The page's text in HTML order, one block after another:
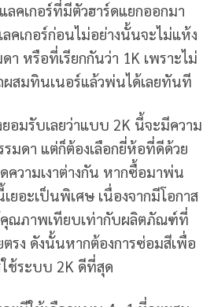
ลคเกอร์ที่มีตัวฮาร์ดแยกออกมา
คเกอร์ก่อนไม่อย่างนั้นจะไม่แห้ง
า หรือที่เรียกกันว่า 1K เพราะไม่
ผสมทินเนอร์แล้วพ่นได้เลยทันที
ยอมรับเลยว่าแบบ 2K นี้จะมีความ
รมดา แต่ก็ต้องเลือกยี่ห้อที่ดีด้วย
ความเงาต่างกัน หากซื้อมาพ่น
เยอะเป็นพิเศษ เนื่องจากมีโอกาส
ณภาพเทียบเท่ากับผลิตภัณฑ์ที่
ตรง ดังนั้นหากต้องการซ่อมสีเพื่อ
ช้ระบบ 2K ดีที่สุด